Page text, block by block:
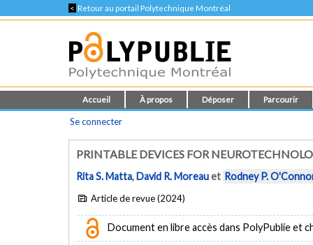
< Retour au portail Polytechnique Montréal
Accueil À propos Déposer Parcourir
Se connecter
PRINTABLE DEVICES FOR
Rita S. Matta,David R. Moreauet Rodney P.
Article de revue (2024)
Document en libre accès dans PolyPublie et